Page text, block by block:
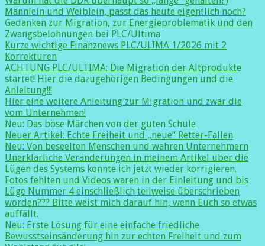
Männlein und Weiblein, passt das heute eigentlich noch?
Gedanken zur Migration, zur Energieproblematik und den
Zwangsbelohnungen bei PLC/Ultima
Kurze wichtige Finanznews PLC/ULIMA 1/2026 mit 2
Korrekturen
ACHTUNG PLC/ULTIMA: Die Migration der Altprodukte
startet! Hier die dazugehörigen Bedingungen und die
Anleitung!!!
Hier eine weitere Anleitung zur Migration und zwar die
vom Unternehmen!
Neu: Das böse Märchen von der guten Schule
Neuer Artikel: Echte Freiheit und „neue“ Retter-Fallen
Neu: Von beseelten Menschen und wahren Unternehmern
Unerklärliche Veränderungen in meinem Artikel über die
Lügen des Systems konnte ich jetzt wieder korrigieren.
Fotos fehlten und Videos waren in der Einleitung und bis
Lüge Nummer 4 einschließlich teilweise überschrieben
worden??? Bitte weist mich darauf hin, wenn Euch so etwas
auffällt.
Neu: Erste Lösung für eine einfache friedliche
Bewusstseinsänderung hin zur echten Freiheit und zum